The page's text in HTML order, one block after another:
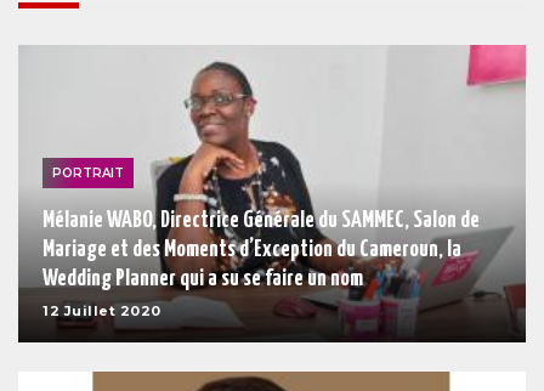
PORTRAIT
Mélanie WABO, Directrice Générale du SAMMEC, Salon de
Mariage et des Moments d’Exception du Cameroun, la
Wedding Planner qui a su se faire un nom
12 Juillet 2020